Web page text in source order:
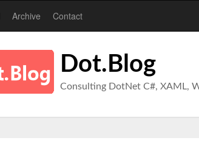
Archive Contact
Dot.Blog
Consulting DotNet C#, XAML,